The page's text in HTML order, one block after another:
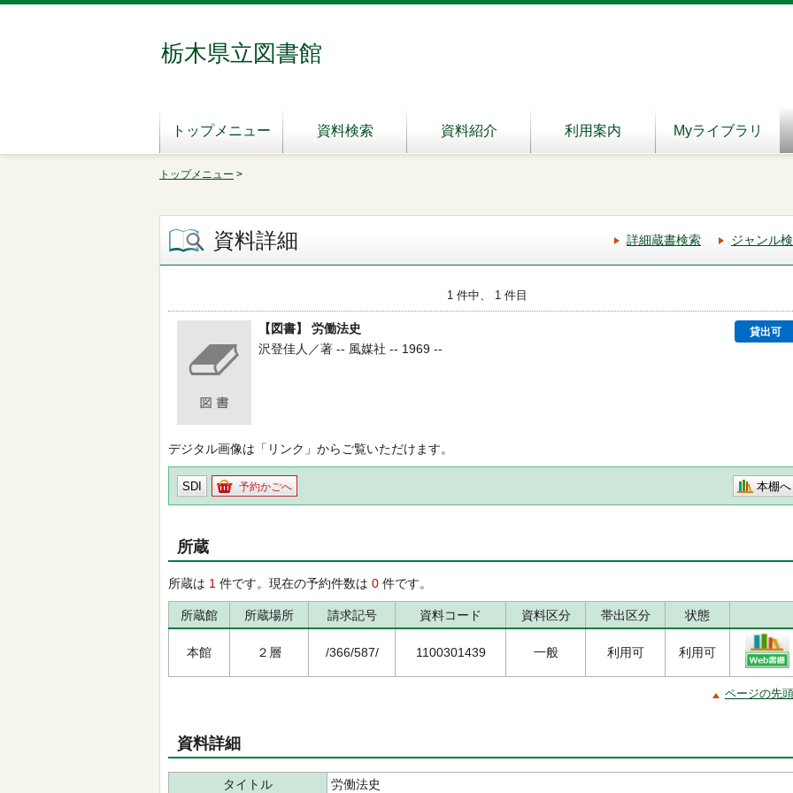
栃木県立図書館
トップメニュー 資料検索 資料紹介 利用案内 Myライブラリ
トップメニュー >
資料詳細 詳細蔵書検索 ジャンル
1 件中、 1 件目
【図書】 労働法史 貸出可
沢登佳人／著 -- 風媒社 -- 1969 --
デジタル画像は「リンク」からご覧いただけます。
SDI 予約かごへ 本棚へ
所蔵
所蔵は 1 件です。現在の予約件数は 0 件です。
所蔵館 所蔵場所 請求記号 資料コード 資料区分 帯出区分 状態
本館 ２層 /366/587/ 1100301439 一般 利用可 利用可
ページの先
資料詳細
タイトル 労働法史